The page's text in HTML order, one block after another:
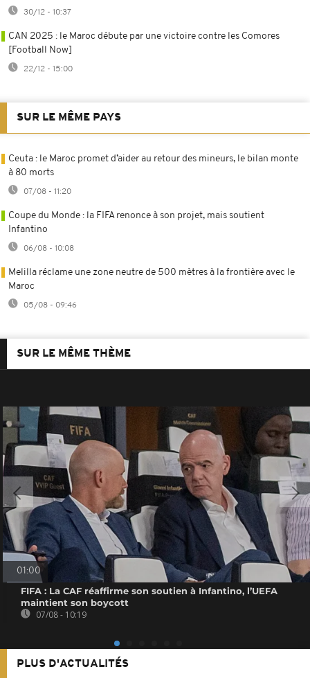
30/12 - 10:37
CAN 2025 : le Maroc débute par une victoire contre les Comores
[Football Now]
22/12 - 15:00
SUR LE MÊME PAYS
Ceuta : le Maroc promet d’aider au retour des mineurs, le bilan monte
à 80 morts
07/08 - 11:20
Coupe du Monde : la FIFA renonce à son projet, mais soutient
Infantino
06/08 - 10:08
Melilla réclame une zone neutre de 500 mètres à la frontière avec le
Maroc
05/08 - 09:46
SUR LE MÊME THÈME
01:00
FIFA : La CAF réaffirme son soutien à Infantino, l’UEFA
maintient son boycott
07/08 - 10:19
PLUS D'ACTUALITÉS